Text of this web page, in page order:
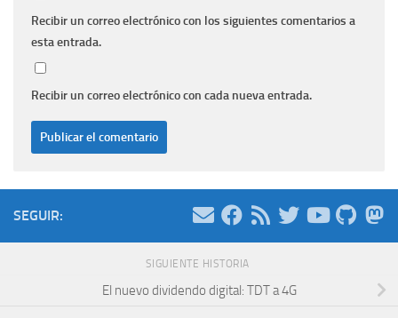
Recibir un correo electrónico con los siguientes comentarios a
esta entrada.
Recibir un correo electrónico con cada nueva entrada.
SEGUIR:
SIGUIENTE HISTORIA
El nuevo dividendo digital: TDT a 4G